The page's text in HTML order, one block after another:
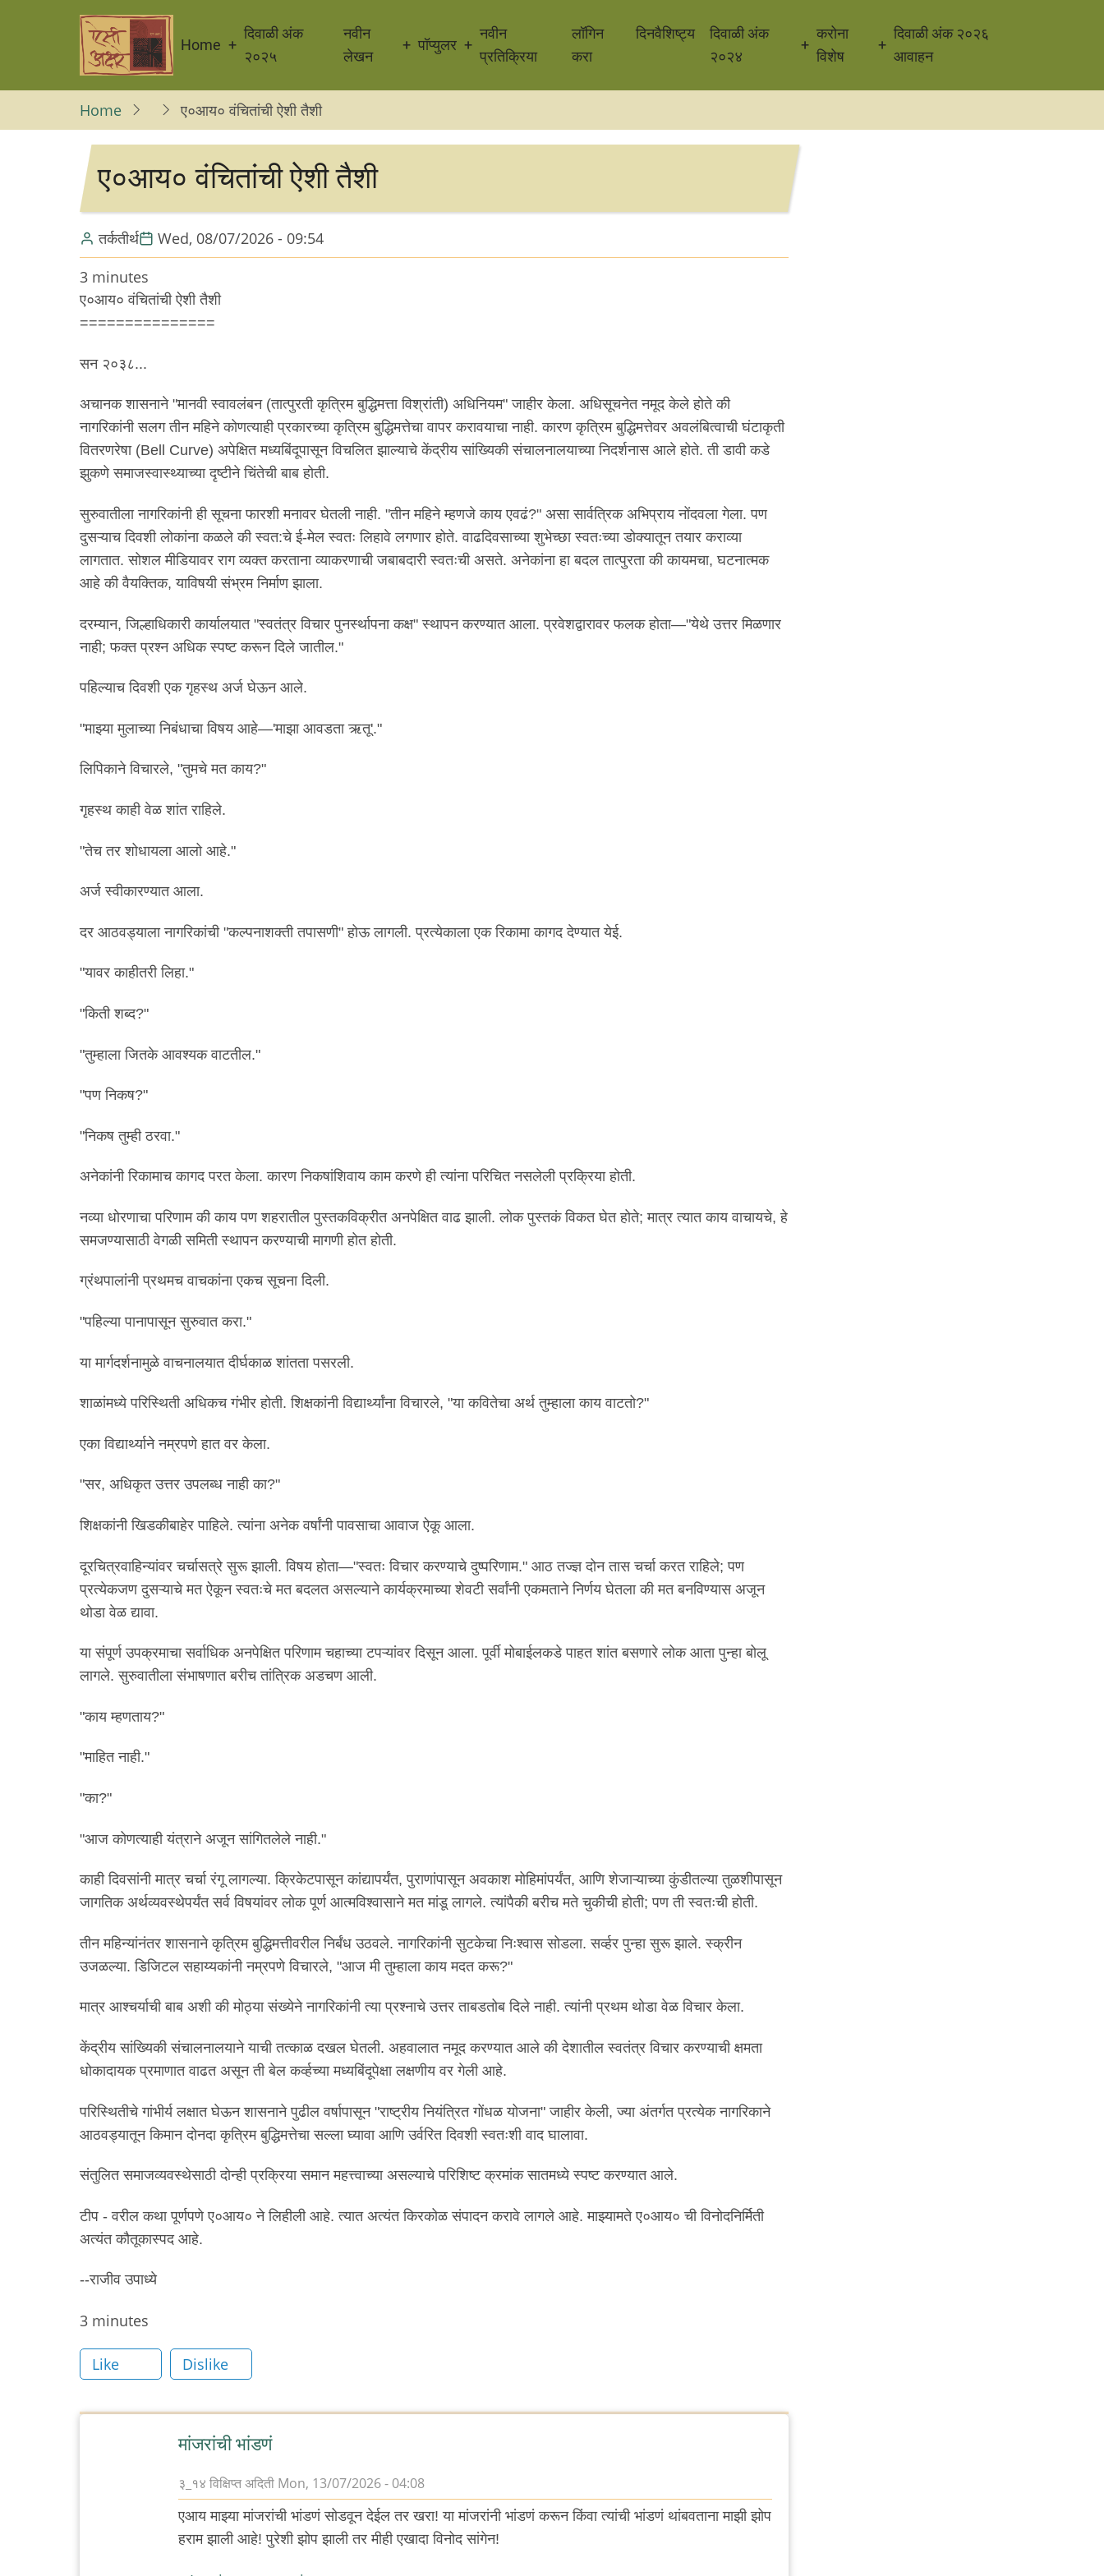
navigation
Home
दिवाळी अंक
२०२५
नवीन
लेखन
पॉप्युलर
नवीन
प्रतिक्रिया
लॉगिन
करा
दिनवैशिष्ट्य
दिवाळी अंक
२०२४
करोना
विशेष
दिवाळी अंक २०२६
आवाहन
Home ए०आय० वंचितांची ऐशी तैशी
ए०आय० वंचितांची ऐशी तैशी
तर्कतीर्थ
Wed, 08/07/2026 - 09:54
3 minutes
ए०आय० वंचितांची ऐशी तैशी
===============
सन २०३८...
अचानक शासनाने "मानवी स्वावलंबन (तात्पुरती कृत्रिम बुद्धिमत्ता विश्रांती) अधिनियम" जाहीर केला. अधिसूचनेत नमूद केले होते की
नागरिकांनी सलग तीन महिने कोणत्याही प्रकारच्या कृत्रिम बुद्धिमत्तेचा वापर करावयाचा नाही. कारण कृत्रिम बुद्धिमत्तेवर अवलंबित्वाची घंटाकृती
वितरणरेषा (Bell Curve) अपेक्षित मध्यबिंदूपासून विचलित झाल्याचे केंद्रीय सांख्यिकी संचालनालयाच्या निदर्शनास आले होते. ती डावी कडे
झुकणे समाजस्वास्थ्याच्या दृष्टीने चिंतेची बाब होती.
सुरुवातीला नागरिकांनी ही सूचना फारशी मनावर घेतली नाही. "तीन महिने म्हणजे काय एवढं?" असा सार्वत्रिक अभिप्राय नोंदवला गेला. पण
दुसऱ्याच दिवशी लोकांना कळले की स्वत:चे ई-मेल स्वतः लिहावे लगणार होते. वाढदिवसाच्या शुभेच्छा स्वतःच्या डोक्यातून तयार कराव्या
लागतात. सोशल मीडियावर राग व्यक्त करताना व्याकरणाची जबाबदारी स्वतःची असते. अनेकांना हा बदल तात्पुरता की कायमचा, घटनात्मक
आहे की वैयक्तिक, याविषयी संभ्रम निर्माण झाला.
दरम्यान, जिल्हाधिकारी कार्यालयात "स्वतंत्र विचार पुनर्स्थापना कक्ष" स्थापन करण्यात आला. प्रवेशद्वारावर फलक होता—"येथे उत्तर मिळणार
नाही; फक्त प्रश्न अधिक स्पष्ट करून दिले जातील."
पहिल्याच दिवशी एक गृहस्थ अर्ज घेऊन आले.
"माझ्या मुलाच्या निबंधाचा विषय आहे—'माझा आवडता ऋतू'."
लिपिकाने विचारले, "तुमचे मत काय?"
गृहस्थ काही वेळ शांत राहिले.
"तेच तर शोधायला आलो आहे."
अर्ज स्वीकारण्यात आला.
दर आठवड्याला नागरिकांची "कल्पनाशक्ती तपासणी" होऊ लागली. प्रत्येकाला एक रिकामा कागद देण्यात येई.
"यावर काहीतरी लिहा."
"किती शब्द?"
"तुम्हाला जितके आवश्यक वाटतील."
"पण निकष?"
"निकष तुम्ही ठरवा."
अनेकांनी रिकामाच कागद परत केला. कारण निकषांशिवाय काम करणे ही त्यांना परिचित नसलेली प्रक्रिया होती.
नव्या धोरणाचा परिणाम की काय पण शहरातील पुस्तकविक्रीत अनपेक्षित वाढ झाली. लोक पुस्तकं विकत घेत होते; मात्र त्यात काय वाचायचे, हे
समजण्यासाठी वेगळी समिती स्थापन करण्याची मागणी होत होती.
ग्रंथपालांनी प्रथमच वाचकांना एकच सूचना दिली.
"पहिल्या पानापासून सुरुवात करा."
या मार्गदर्शनामुळे वाचनालयात दीर्घकाळ शांतता पसरली.
शाळांमध्ये परिस्थिती अधिकच गंभीर होती. शिक्षकांनी विद्यार्थ्यांना विचारले, "या कवितेचा अर्थ तुम्हाला काय वाटतो?"
एका विद्यार्थ्याने नम्रपणे हात वर केला.
"सर, अधिकृत उत्तर उपलब्ध नाही का?"
शिक्षकांनी खिडकीबाहेर पाहिले. त्यांना अनेक वर्षांनी पावसाचा आवाज ऐकू आला.
दूरचित्रवाहिन्यांवर चर्चासत्रे सुरू झाली. विषय होता—"स्वतः विचार करण्याचे दुष्परिणाम." आठ तज्ज्ञ दोन तास चर्चा करत राहिले; पण
प्रत्येकजण दुसऱ्याचे मत ऐकून स्वतःचे मत बदलत असल्याने कार्यक्रमाच्या शेवटी सर्वांनी एकमताने निर्णय घेतला की मत बनविण्यास अजून
थोडा वेळ द्यावा.
या संपूर्ण उपक्रमाचा सर्वाधिक अनपेक्षित परिणाम चहाच्या टपऱ्यांवर दिसून आला. पूर्वी मोबाईलकडे पाहत शांत बसणारे लोक आता पुन्हा बोलू
लागले. सुरुवातीला संभाषणात बरीच तांत्रिक अडचण आली.
"काय म्हणताय?"
"माहित नाही."
"का?"
"आज कोणत्याही यंत्राने अजून सांगितलेले नाही."
काही दिवसांनी मात्र चर्चा रंगू लागल्या. क्रिकेटपासून कांद्यापर्यंत, पुराणांपासून अवकाश मोहिमांपर्यंत, आणि शेजाऱ्याच्या कुंडीतल्या तुळशीपासून
जागतिक अर्थव्यवस्थेपर्यंत सर्व विषयांवर लोक पूर्ण आत्मविश्वासाने मत मांडू लागले. त्यांपैकी बरीच मते चुकीची होती; पण ती स्वतःची होती.
तीन महिन्यांनंतर शासनाने कृत्रिम बुद्धिमत्तीवरील निर्बंध उठवले. नागरिकांनी सुटकेचा निःश्वास सोडला. सर्व्हर पुन्हा सुरू झाले. स्क्रीन
उजळल्या. डिजिटल सहाय्यकांनी नम्रपणे विचारले, "आज मी तुम्हाला काय मदत करू?"
मात्र आश्चर्याची बाब अशी की मोठ्या संख्येने नागरिकांनी त्या प्रश्नाचे उत्तर ताबडतोब दिले नाही. त्यांनी प्रथम थोडा वेळ विचार केला.
केंद्रीय सांख्यिकी संचालनालयाने याची तत्काळ दखल घेतली. अहवालात नमूद करण्यात आले की देशातील स्वतंत्र विचार करण्याची क्षमता
धोकादायक प्रमाणात वाढत असून ती बेल कर्व्हच्या मध्यबिंदूपेक्षा लक्षणीय वर गेली आहे.
परिस्थितीचे गांभीर्य लक्षात घेऊन शासनाने पुढील वर्षापासून "राष्ट्रीय नियंत्रित गोंधळ योजना" जाहीर केली, ज्या अंतर्गत प्रत्येक नागरिकाने
आठवड्यातून किमान दोनदा कृत्रिम बुद्धिमत्तेचा सल्ला घ्यावा आणि उर्वरित दिवशी स्वतःशी वाद घालावा.
संतुलित समाजव्यवस्थेसाठी दोन्ही प्रक्रिया समान महत्त्वाच्या असल्याचे परिशिष्ट क्रमांक सातमध्ये स्पष्ट करण्यात आले.
टीप - वरील कथा पूर्णपणे ए०आय० ने लिहीली आहे. त्यात अत्यंत किरकोळ संपादन करावे लागले आहे. माझ्यामते ए०आय० ची विनोदनिर्मिती
अत्यंत कौतूकास्पद आहे.
--राजीव उपाध्ये
Node
read
time
3 minutes
Like Dislike
मांजरांची भांडणं
३_१४ विक्षिप्त अदिती Mon, 13/07/2026 - 04:08
एआय माझ्या मांजरांची भांडणं सोडवून देईल तर खरा! या मांजरांनी भांडणं करून किंवा त्यांची भांडणं थांबवताना माझी झोप
हराम झाली आहे! पुरेशी झोप झाली तर मीही एखादा विनोद सांगेन!